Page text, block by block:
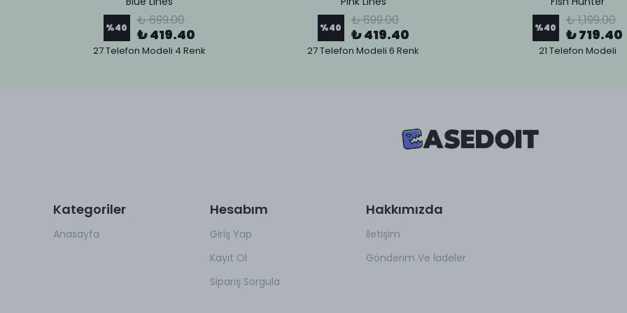
%40 ₺ 699.00
₺ 419.40
27 Telefon Modeli 4 Renk
%40 ₺ 699.00
₺ 419.40
27 Telefon Modeli 6 Renk
%40 ₺ 1,199.00
₺ 719.40
21 Telefon Modeli
Kategoriler
Anasayfa
Hesabım
Giriş Yap
Kayıt Ol
Sipariş Sorgula
Hakkımızda
İletişim
Gönderim Ve İadeler